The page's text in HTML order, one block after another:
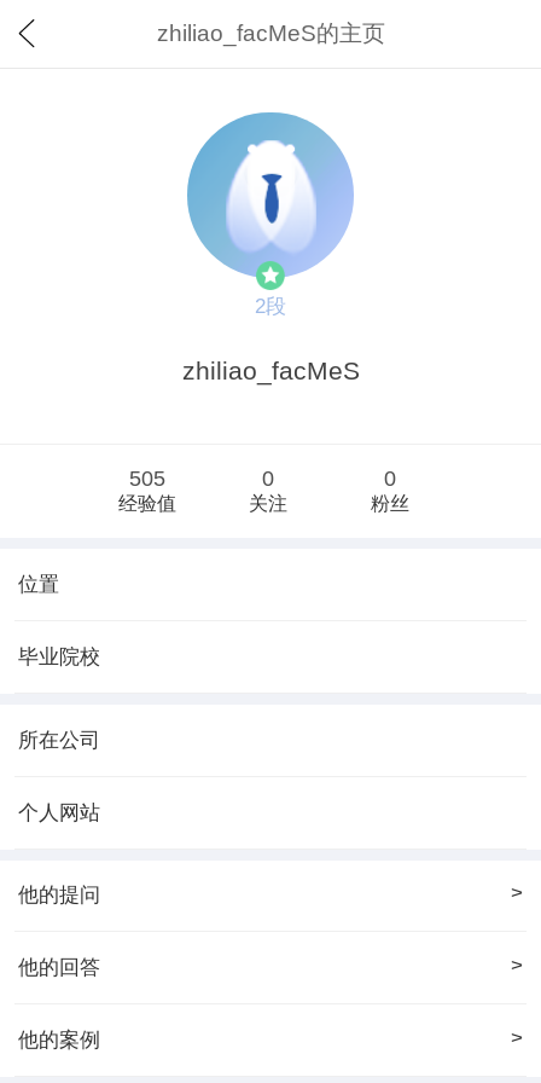
zhiliao_facMeS的主页
2段
zhiliao_facMeS
505
经验值
0
关注
0
粉丝
位置
毕业院校
所在公司
个人网站
他的提问 >
他的回答 >
他的案例 >